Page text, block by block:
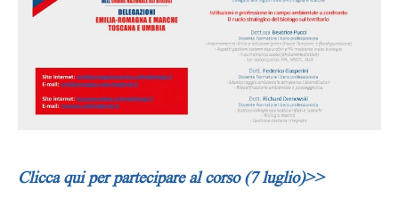
Clicca qui per partecipare al corso (7 luglio)>>